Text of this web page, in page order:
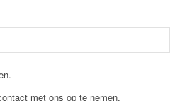
met ons op te nemen.